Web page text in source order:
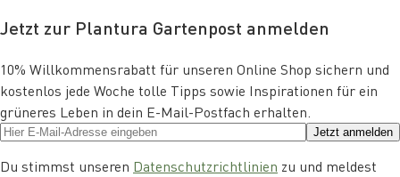
Jetzt zur Plantura Gartenpost anmelden
10% Willkommensrabatt für unseren Online Shop sichern und
kostenlos jede Woche tolle Tipps sowie Inspirationen für ein
grüneres Leben in dein E-Mail-Postfach erhalten.
Jetzt anmelden
Du stimmst unseren Datenschutzrichtlinien zu und meldest